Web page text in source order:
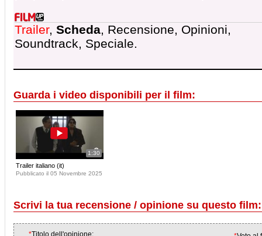
Trailer, Scheda, Recensione, Opinioni,
Soundtrack, Speciale.
Guarda i video disponibili per il film:
1:30
Trailer italiano (it)
Pubblicato il 05 Novembre 2025
Scrivi la tua recensione / opinione su questo
*Titolo dell'opinione: